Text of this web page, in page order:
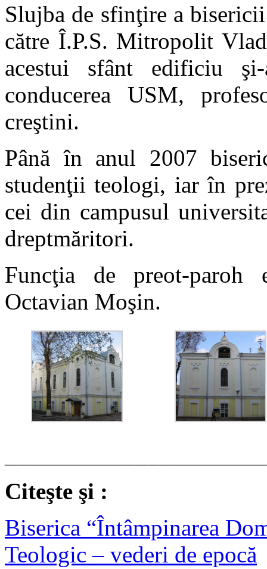
Slujba de sfinţire a
către Î.P.S. Mitropolit
acestui sfânt edificiu
conducerea USM,
creştini.
Până în anul 2007
studenţii teologi, iar în
cei din campusul
dreptmăritori.
Funcţia de preot-paroh
Octavian Moşin.
Citeşte şi :
Biserica “Întâmpinarea
Teologic – vederi de epocă